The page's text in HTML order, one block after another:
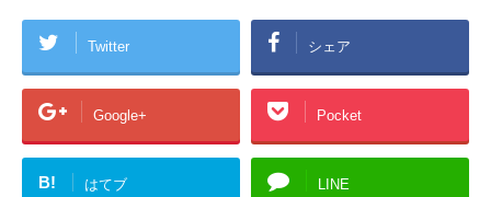
Twitter シェア
Google+ Pocket
B! はてブ LINE